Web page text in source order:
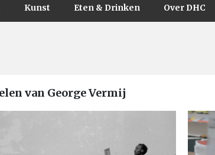
Kunst Eten & Drinken Over DHC
van George Vermij